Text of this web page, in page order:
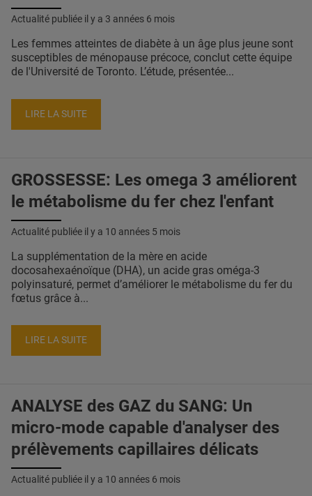
Actualité publiée il y a 3 années 6 mois
Les femmes atteintes de diabète à un âge plus jeune sont
susceptibles de ménopause précoce, conclut cette équipe
de l'Université de Toronto. L’étude, présentée...
LIRE LA SUITE
GROSSESSE: Les omega 3 améliorent
le métabolisme du fer chez l'enfant
Actualité publiée il y a 10 années 5 mois
La supplémentation de la mère en acide
docosahexaénoïque (DHA), un acide gras oméga-3
polyinsaturé, permet d’améliorer le métabolisme du fer du
fœtus grâce à...
LIRE LA SUITE
ANALYSE des GAZ du SANG: Un
micro-mode capable d'analyser des
prélèvements capillaires délicats
Actualité publiée il y a 10 années 6 mois